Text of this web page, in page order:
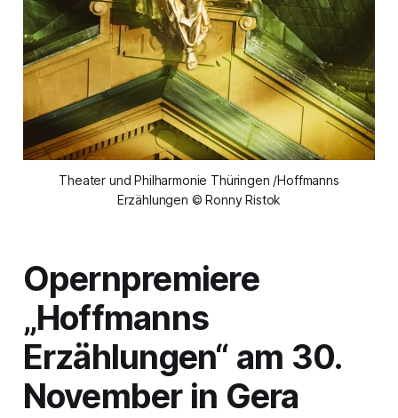
Theater und Philharmonie Thüringen /Hoffmanns
Erzählungen © Ronny Ristok
Opernpremiere
„Hoffmanns
Erzählungen“ am 30.
November in Gera